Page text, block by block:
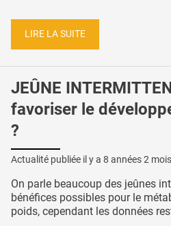
LIRE LA SUITE
JEÛNE
favoriser le
?
Actualité publiée il y a 8 années 2 mois
On parle beaucoup des jeûnes
bénéfices possibles pour le
poids, cependant les données